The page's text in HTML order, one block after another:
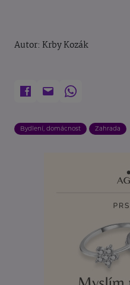
Autor: Krby Kozák
Bydlení, domácnost Zahrada